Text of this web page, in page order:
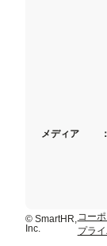
メディア ：
© SmartHR,
Inc.
コー
プラ